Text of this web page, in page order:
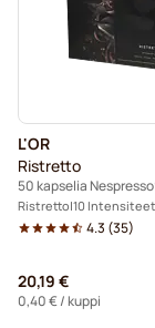
L'OR
Ristretto
Ristretto 10
4.3 (35)
20,19 €
0,40 €/ kuppi